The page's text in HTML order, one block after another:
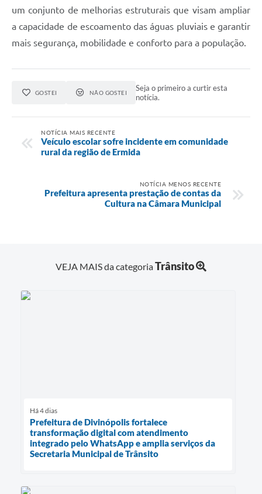
um conjunto de melhorias estruturais que visam ampliar
a capacidade de escoamento das águas pluviais e garantir
mais segurança, mobilidade e conforto para a população.
GOSTEI NÃO GOSTEI
Seja o primeiro a curtir esta
notícia.
NOTÍCIA MAIS RECENTE
Veículo escolar sofre incidente em comunidade
rural da região de Ermida
NOTÍCIA MENOS RECENTE
Prefeitura apresenta prestação de contas da
Cultura na Câmara Municipal
VEJA MAIS da categoriaTrânsito
Há 4 dias
Prefeitura de Divinópolis fortalece
transformação digital com atendimento
integrado pelo WhatsApp e amplia serviços da
Secretaria Municipal de Trânsito